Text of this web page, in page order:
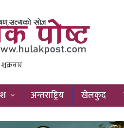
अन्तराष्ट्रिय खेलकुद